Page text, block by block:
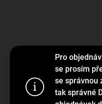
Pro
se prosím
se správnou
tak správné